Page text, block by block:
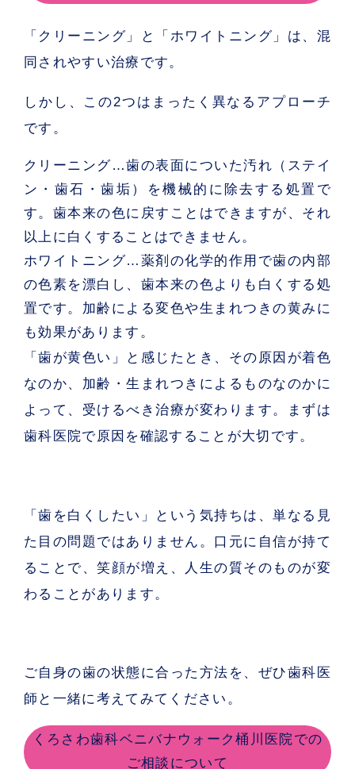
「クリーニング」と「ホワイトニング」は、混
同されやすい治療です。
しかし、この2つはまったく異なるアプローチ
です。
クリーニング…歯の表面についた汚れ（ステイ
ン・歯石・歯垢）を機械的に除去する処置で
す。歯本来の色に戻すことはできますが、それ
以上に白くすることはできません。
ホワイトニング…薬剤の化学的作用で歯の内部
の色素を漂白し、歯本来の色よりも白くする処
置です。加齢による変色や生まれつきの黄みに
も効果があります。
「歯が黄色い」と感じたとき、その原因が着色
なのか、加齢・生まれつきによるものなのかに
よって、受けるべき治療が変わります。まずは
歯科医院で原因を確認することが大切です。
「歯を白くしたい」という気持ちは、単なる見
た目の問題ではありません。口元に自信が持て
ることで、笑顔が増え、人生の質そのものが変
わることがあります。
ご自身の歯の状態に合った方法を、ぜひ歯科医
師と一緒に考えてみてください。
くろさわ歯科ベニバナウォーク桶川医院での
ご相談について